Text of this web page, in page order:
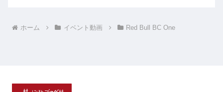
ホーム イベント動画 Red Bull BC One